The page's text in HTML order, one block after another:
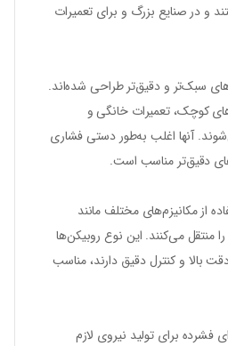
و در صنایع بزرگ و برای تعمیرات
سبک‌تر و دقیق‌تر طراحی شده‌اند.
کوچک، تعمیرات خانگی و
آنها اغلب به‌طور دستی فشاری
دقیق‌تر مناسب است.
از مکانیزم‌های مختلف مانند
منتقل می‌کنند. این نوع روبیکن‌ها
بالا و کنترل دقیق دارند، مناسب
فشرده برای تولید نیروی لازم